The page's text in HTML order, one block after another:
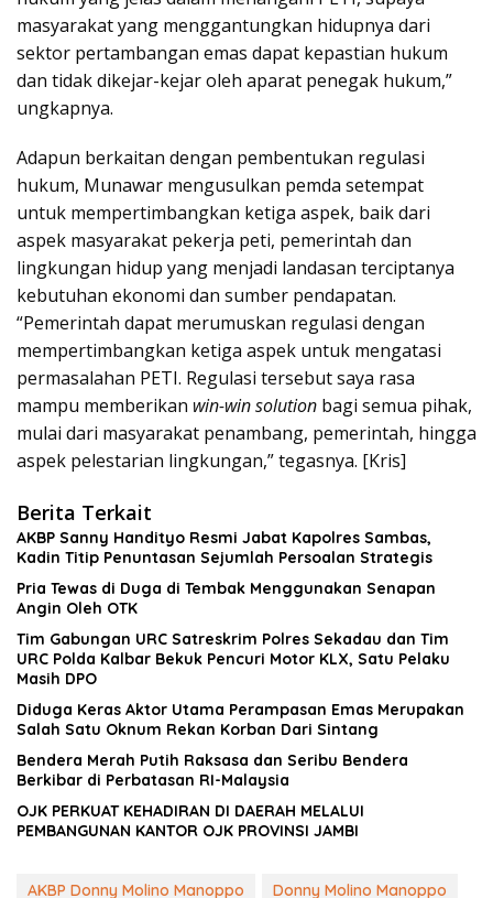
masyarakat yang menggantungkan hidupnya dari
sektor pertambangan emas dapat kepastian hukum
dan tidak dikejar-kejar oleh aparat penegak hukum,”
ungkapnya.
Adapun berkaitan dengan pembentukan regulasi
hukum, Munawar mengusulkan pemda setempat
untuk mempertimbangkan ketiga aspek, baik dari
aspek masyarakat pekerja peti, pemerintah dan
lingkungan hidup yang menjadi landasan terciptanya
kebutuhan ekonomi dan sumber pendapatan.
“Pemerintah dapat merumuskan regulasi dengan
mempertimbangkan ketiga aspek untuk mengatasi
permasalahan PETI. Regulasi tersebut saya rasa
mampu memberikan win-win solution bagi semua pihak,
mulai dari masyarakat penambang, pemerintah, hingga
aspek pelestarian lingkungan,” tegasnya. [Kris]
Berita Terkait
AKBP Sanny Handityo Resmi Jabat Kapolres Sambas,
Kadin Titip Penuntasan Sejumlah Persoalan Strategis
Pria Tewas di Duga di Tembak Menggunakan Senapan
Angin Oleh OTK
Tim Gabungan URC Satreskrim Polres Sekadau dan Tim
URC Polda Kalbar Bekuk Pencuri Motor KLX, Satu Pelaku
Masih DPO
Diduga Keras Aktor Utama Perampasan Emas Merupakan
Salah Satu Oknum Rekan Korban Dari Sintang
Bendera Merah Putih Raksasa dan Seribu Bendera
Berkibar di Perbatasan RI-Malaysia
OJK PERKUAT KEHADIRAN DI DAERAH MELALUI
PEMBANGUNAN KANTOR OJK PROVINSI JAMBI
AKBP Donny Molino Manoppo
Donny Molino Manoppo